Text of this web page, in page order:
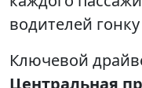
водителей
Ключевой